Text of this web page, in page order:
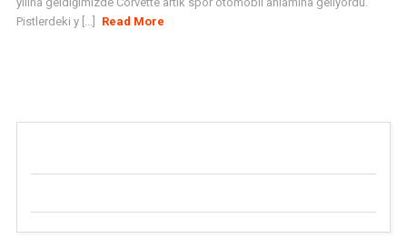
Pistlerdeki y [...]
Read More